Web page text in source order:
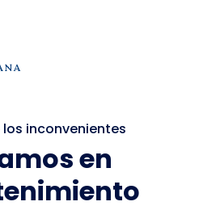
los inconvenientes
en